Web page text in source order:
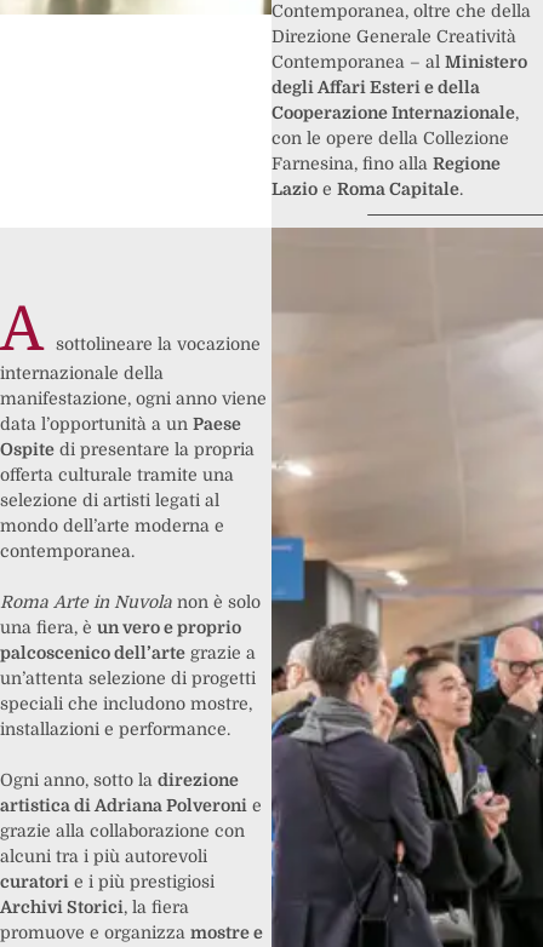
Contemporanea, oltre che della
Direzione Generale Creatività
Contemporanea – al Ministero
degli Affari Esteri e della
Cooperazione Internazionale,
con le opere della Collezione
Farnesina, fino alla Regione
Lazio e Roma Capitale.
A
sottolineare la vocazione
internazionale della
manifestazione, ogni anno viene
data l’opportunità a un Paese
Ospite di presentare la propria
offerta culturale tramite una
selezione di artisti legati al
mondo dell’arte moderna e
contemporanea.
Roma Arte in Nuvola non è solo
una fiera, è un vero e proprio
palcoscenico dell’arte grazie a
un’attenta selezione di progetti
speciali che includono mostre,
installazioni e performance.
Ogni anno, sotto la direzione
artistica di Adriana Polveroni e
grazie alla collaborazione con
alcuni tra i più autorevoli
curatori e i più prestigiosi
Archivi Storici, la fiera
promuove e organizza mostre e